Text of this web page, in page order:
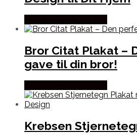
Bror Citat Plakat –
gave til din bror!
Krebsen